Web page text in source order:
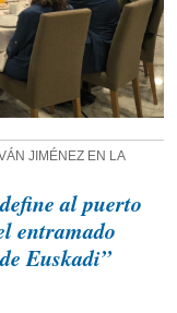
JIMÉNEZ EN LA
al puerto
entramado
Euskadi”